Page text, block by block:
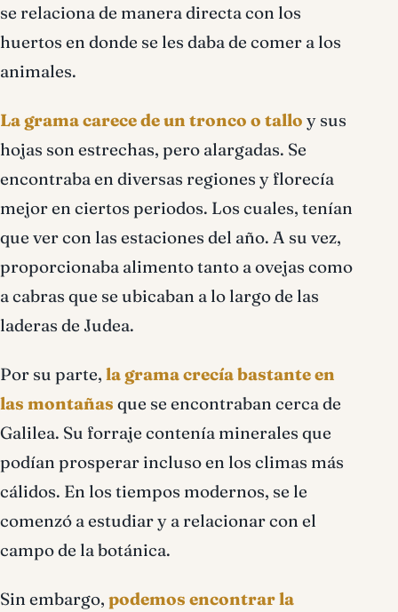
se relaciona de manera directa con los
huertos en donde se les daba de comer a los
animales.
La grama carece de un tronco o tallo y sus
hojas son estrechas, pero alargadas. Se
encontraba en diversas regiones y florecía
mejor en ciertos periodos. Los cuales, tenían
que ver con las estaciones del año. A su vez,
proporcionaba alimento tanto a ovejas como
a cabras que se ubicaban a lo largo de las
laderas de Judea.
Por su parte, la grama crecía bastante en
las montañas que se encontraban cerca de
Galilea. Su forraje contenía minerales que
podían prosperar incluso en los climas más
cálidos. En los tiempos modernos, se le
comenzó a estudiar y a relacionar con el
campo de la botánica.
Sin embargo, podemos encontrar la